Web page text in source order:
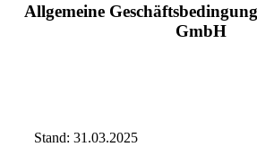
Allgemeine
GmbH
Stand: 31.03.2025